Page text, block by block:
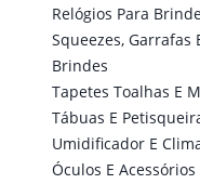
Relógios Para
Squeezes, Garrafas
Brindes
Tapetes Toalhas E
Tábuas E
Umidificador E
Óculos E